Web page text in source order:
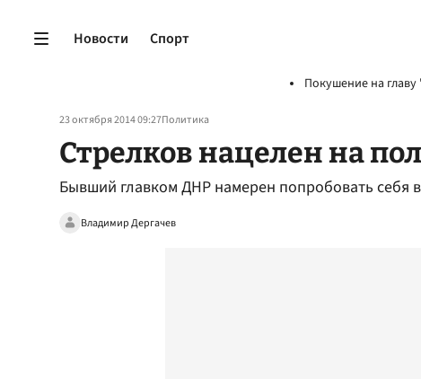
Новости Спорт
Покушение на
23 октября 2014 09:27Политика
Стрелков нацелен на
Бывший главком ДНР намерен попробовать себя
Владимир Дергачев